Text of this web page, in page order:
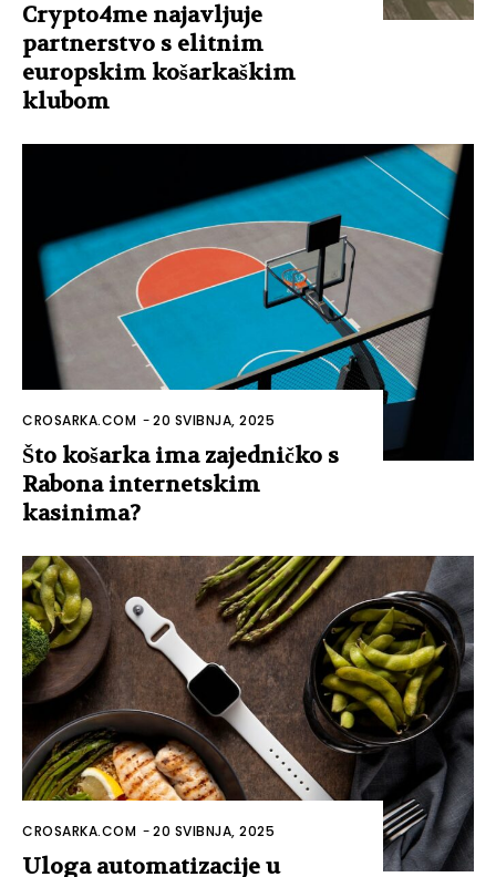
Crypto4me najavljuje
partnerstvo s elitnim
europskim košarkaškim
klubom
CROSARKA.COM -20 SVIBNJA, 2025
Što košarka ima zajedničko s
Rabona internetskim
kasinima?
CROSARKA.COM -20 SVIBNJA, 2025
Uloga automatizacije u